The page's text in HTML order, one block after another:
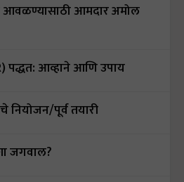
आवळण्यासाठी आमदार अमोल
पद्धत: आव्हाने आणि उपाय
पूर्व तयारी
जगवाल?